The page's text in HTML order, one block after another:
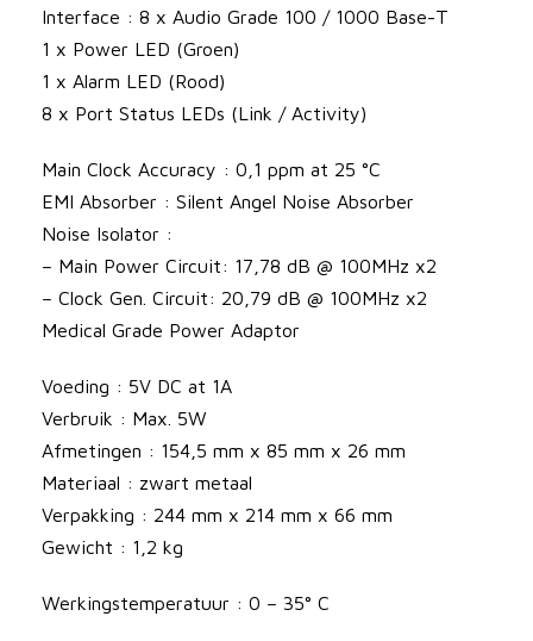
n
N
8
N
t
w
o
r
k
A
d
i
o
S
w
i
Interface : 8 x Audio Grade 100 / 1000 Base-T
1 x Power LED (Groen)
1 x Alarm LED (Rood)
8 x Port Status LEDs (Link / Activity)
Main Clock Accuracy : 0,1 ppm at 25 °C
EMI Absorber : Silent Angel Noise Absorber
Noise Isolator :
– Main Power Circuit: 17,78 dB @ 100MHz x2
– Clock Gen. Circuit: 20,79 dB @ 100MHz x2
Medical Grade Power Adaptor
Voeding : 5V DC at 1A
Verbruik : Max. 5W
Afmetingen : 154,5 mm x 85 mm x 26 mm
Materiaal : zwart metaal
Verpakking : 244 mm x 214 mm x 66 mm
Gewicht : 1,2 kg
Werkingstemperatuur : 0 – 35° C